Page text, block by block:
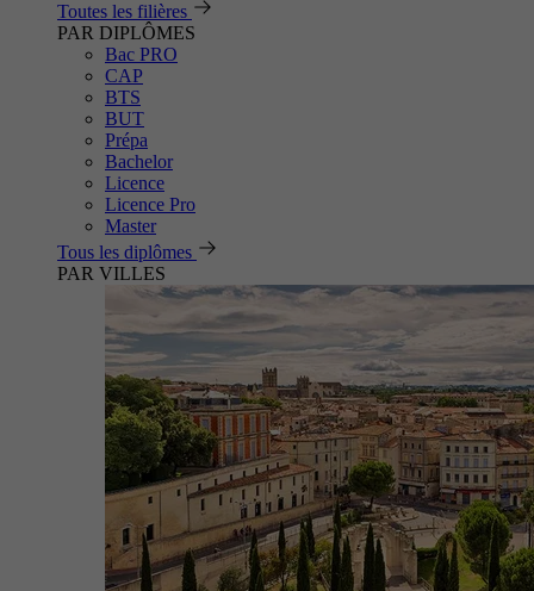
Toutes les filières
PAR DIPLÔMES
Bac PRO
CAP
BTS
BUT
Prépa
Bachelor
Licence
Licence Pro
Master
Tous les diplômes
PAR VILLES